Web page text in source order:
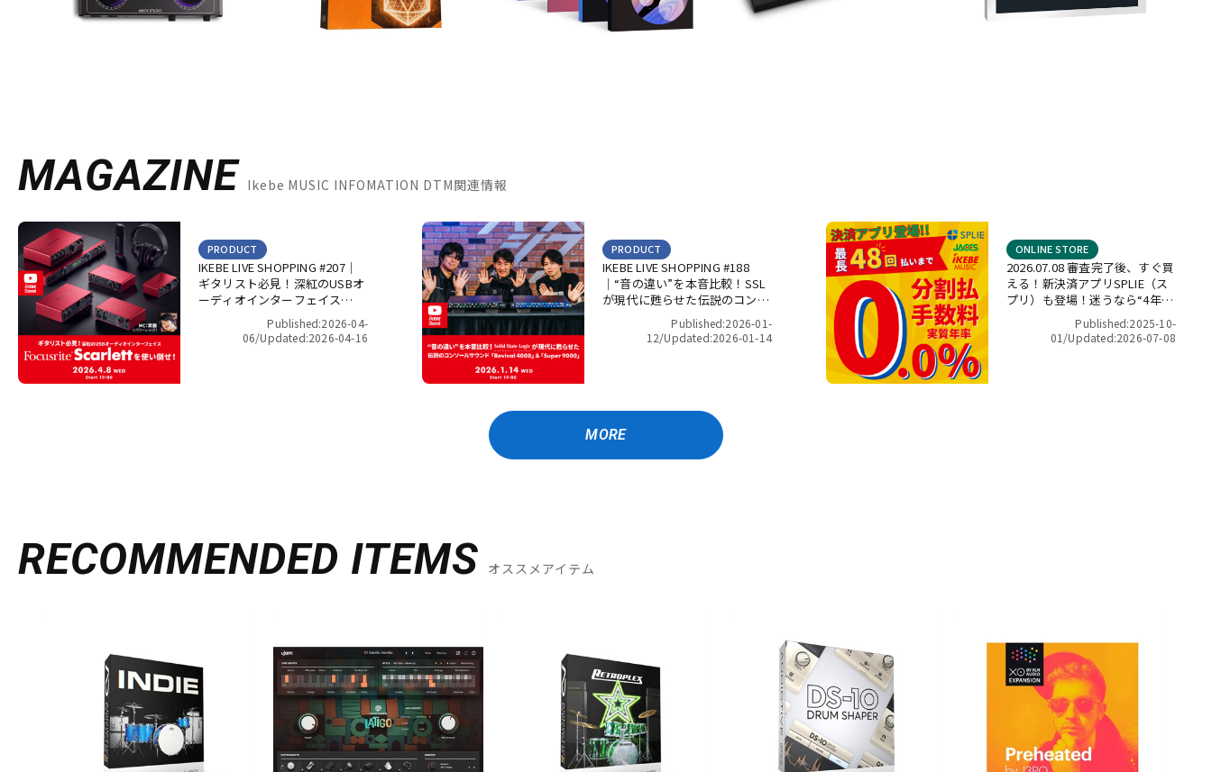
MAGAZINE Ikebe MUSIC INFOMATION DTM関連情報
IKEBE LIVE SHOPPING #207｜
ギタリスト必見！深紅のUSBオ
ーディオインターフェイス
Focusrite Scarlett を使い倒
せ！【presented by パワーレ
PRODUCT
Published:2026-04-
06/Updated:2026-04-16
IKEBE LIVE SHOPPING #188
｜“音の違い”を本音比較！SSL
が現代に甦らせた伝説のコンソ
ールサウンド「Revival 4000」
＆「Super 9000」【presented
by パワーレック】
PRODUCT
Published:2026-01-
12/Updated:2026-01-14
2026.07.08 審査完了後、すぐ買
える！新決済アプリSPLIE（ス
プリ）も登場！迷うなら“4年間
金利ゼロ！”最長48回 無金利キ
ャンペーン
ONLINE STORE
Published:2025-10-
01/Updated:2026-07-08
MORE
RECOMMENDED ITEMS オススメアイテム